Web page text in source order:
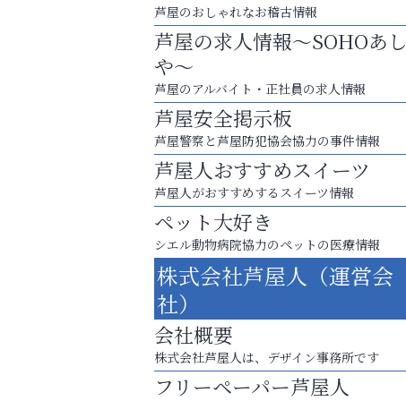
庭のお手入れから遺品整理まで
ちょっとしたお困りごともOK!
杉塾 芦屋校
芦屋のおしゃれなお稽古情報
芦屋の求人情報～SOHOあし
や～
芦屋のアルバイト・正社員の求人情報
芦屋安全掲示板
芦屋警察と芦屋防犯協会協力の事件情報
芦屋人おすすめスイーツ
芦屋人がおすすめするスイーツ情報
ペット大好き
シエル動物病院協力のペットの医療情報
株式会社芦屋人（運営会
社）
会社概要
株式会社芦屋人は、デザイン事務所です
フリーペーパー芦屋人